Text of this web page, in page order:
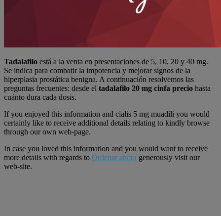
Tadalafilo está a la venta en presentaciones de 5, 10, 20 y 40 mg.
Se indica para combatir la impotencia y mejorar signos de la
hiperplasia prostática benigna. A continuación resolvemos las
preguntas frecuentes: desde el tadalafilo 20 mg cinfa precio hasta
cuánto dura cada dosis.
If you enjoyed this information and cialis 5 mg muadili you would
certainly like to receive additional details relating to kindly browse
through our own web-page.
In case you loved this information and you would want to receive
more details with regards to Ordenar ahora generously visit our
web-site.